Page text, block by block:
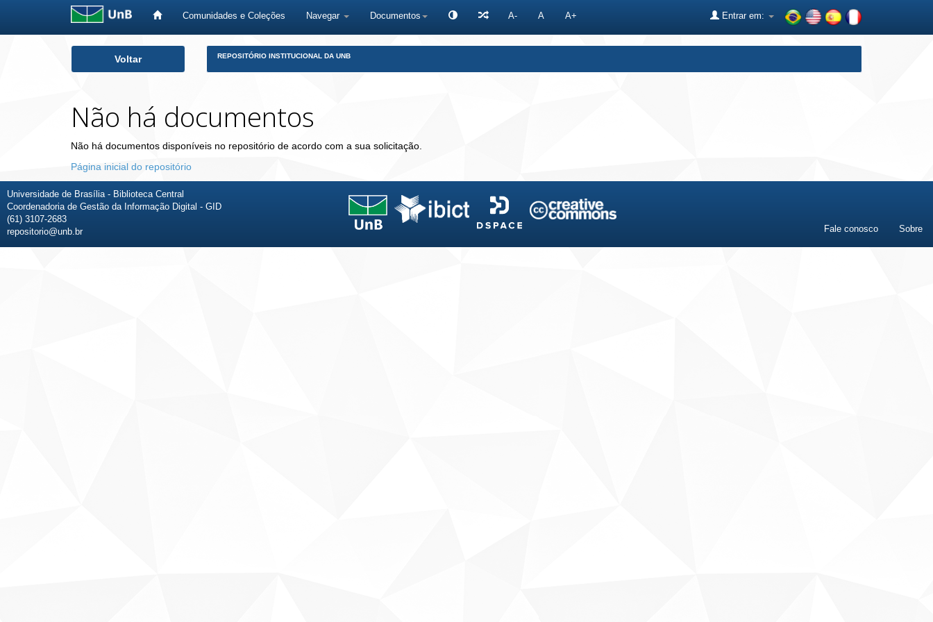
Comunidades e Coleções Navegar Documentos A- A A+ Entrar em:
Voltar REPOSITÓRIO INSTITUCIONAL DA UNB
Não há documentos
Não há documentos disponíveis no repositório de acordo com a sua solicitação.
Página inicial do repositório
Universidade de Brasília - Biblioteca Central
Coordenadoria de Gestão da Informação Digital - GID
(61) 3107-2683
repositorio@unb.br
Fale conosco Sobre